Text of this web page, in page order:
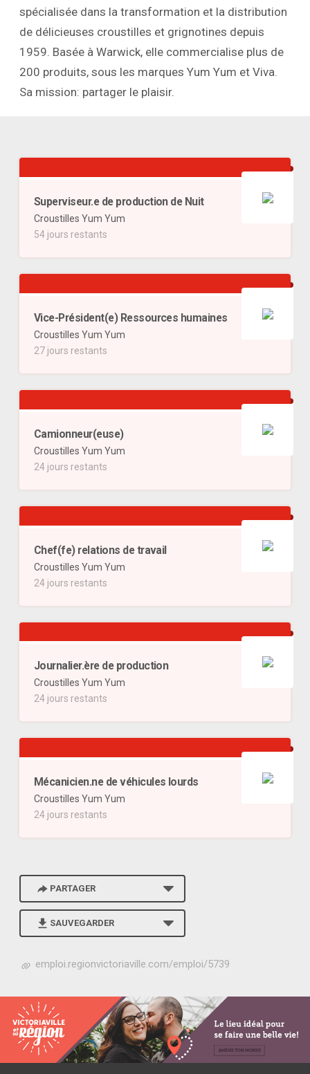
spécialisée dans la transformation et la distribution
de délicieuses croustilles et grignotines depuis
1959. Basée à Warwick, elle commercialise plus de
200 produits, sous les marques Yum Yum et Viva.
Sa mission: partager le plaisir.
Superviseur.e de production de Nuit
Croustilles Yum Yum
54 jours restants
Vice-Président(e) Ressources humaines
Croustilles Yum Yum
27 jours restants
Camionneur(euse)
Croustilles Yum Yum
24 jours restants
Chef(fe) relations de travail
Croustilles Yum Yum
24 jours restants
Journalier.ère de production
Croustilles Yum Yum
24 jours restants
Mécanicien.ne de véhicules lourds
Croustilles Yum Yum
24 jours restants
PARTAGER
SAUVEGARDER
h
p
s
:
/
/
emploi.regionvictoriaville.com/emploi/5739